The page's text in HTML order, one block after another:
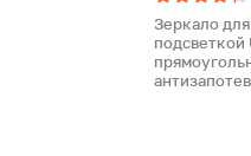
Зеркало